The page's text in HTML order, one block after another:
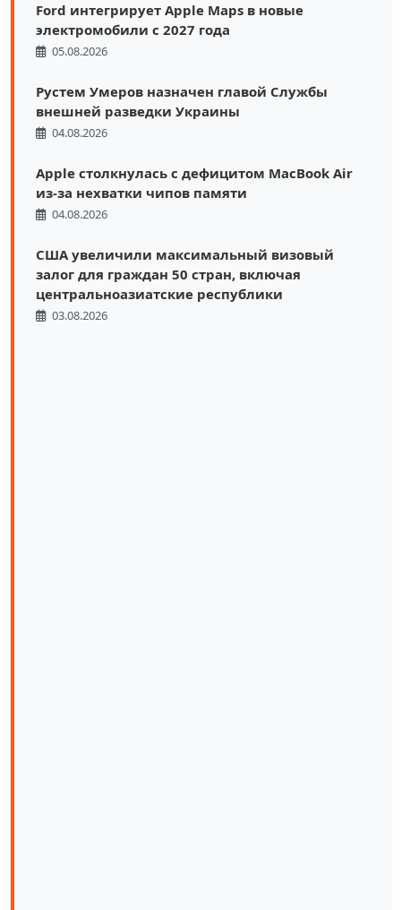
Ford интегрирует Apple Maps в новые
электромобили с 2027 года
05.08.2026
Рустем Умеров назначен главой Службы
внешней разведки Украины
04.08.2026
Apple столкнулась с дефицитом MacBook Air
из-за нехватки чипов памяти
04.08.2026
США увеличили максимальный визовый
залог для граждан 50 стран, включая
центральноазиатские республики
03.08.2026